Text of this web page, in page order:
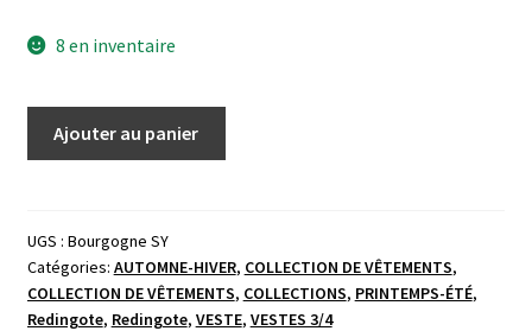
8 en inventaire
Ajouter au panier
UGS : Bourgogne SY
Catégories: AUTOMNE-HIVER, COLLECTION DE VÊTEMENTS,
COLLECTION DE VÊTEMENTS, COLLECTIONS, PRINTEMPS-ÉTÉ,
Redingote, Redingote, VESTE, VESTES 3/4